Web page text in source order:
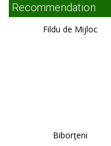
Recommendation
Fildu de Mijloc
Biborţeni